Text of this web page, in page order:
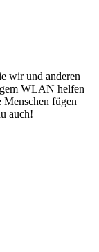
wir und anderen
WLAN helfen
Menschen fügen
auch!